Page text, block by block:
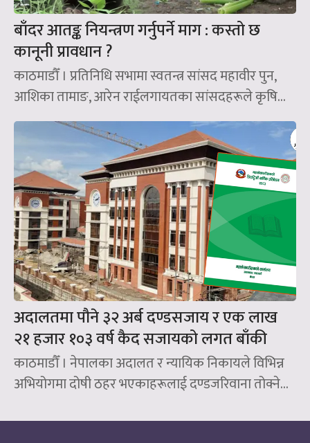
बाँदर आतङ्क नियन्त्रण गर्नुपर्ने माग : कस्तो छ
कानूनी प्रावधान ?
काठमाडौँ । प्रतिनिधि सभामा स्वतन्त्र सांसद महावीर पुन,
आशिका तामाङ, आरेन राईलगायतका सांसदहरूले कृषि...
अदालतमा पौने ३२ अर्ब दण्डसजाय र एक लाख
२१ हजार १०३ वर्ष कैद सजायको लगत बाँकी
काठमाडौँ । नेपालका अदालत र न्यायिक निकायले विभिन्न
अभियोगमा दोषी ठहर भएकाहरूलाई दण्डजरिवाना तोक्ने...